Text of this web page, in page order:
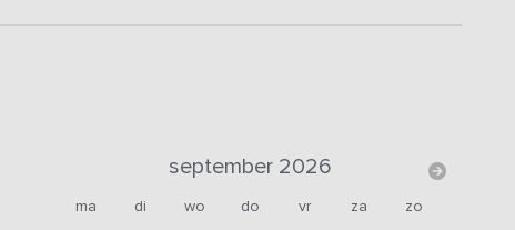
september 2026
ma di wo do vr za zo